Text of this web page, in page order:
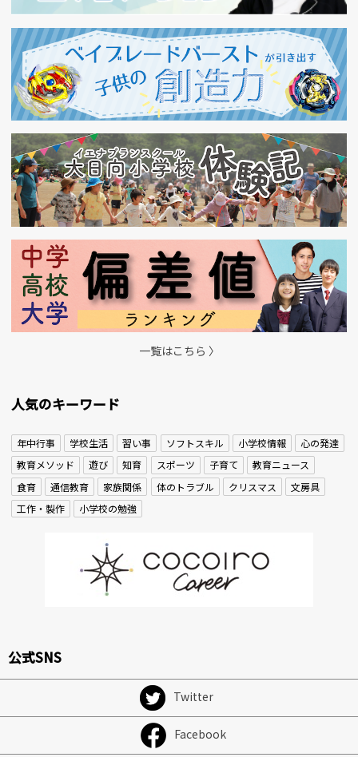
一覧はこちら 〉
人気のキーワード
年中行事 学校生活 習い事 ソフトスキル 小学校情報
心の発達
教育メソッド
遊び 知育 スポーツ 子育て
教育ニュース
食育
通信教育 家族関係 体のトラブル クリスマス
文房具
工作・製作
小学校の勉強
公式SNS
Twitter
Facebook